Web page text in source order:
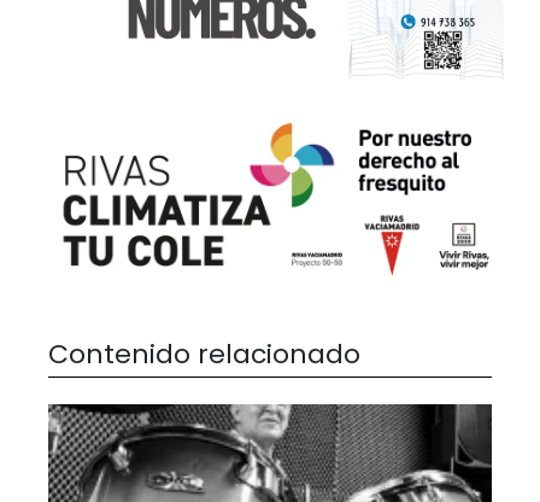
Contenido relacionado